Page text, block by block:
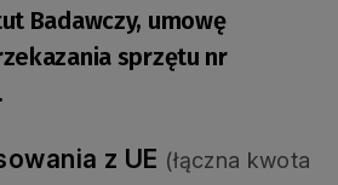
Badawczy, umowę
sprzętu nr
z UE (łączna kwota